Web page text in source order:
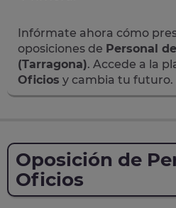
Infórmate ahora cómo
oposiciones de Personal
(Tarragona). Accede a la
Oficios y cambia tu futuro.
Oposición de
Oficios